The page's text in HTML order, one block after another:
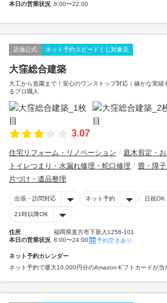
本日の営業状況 8:00〜22:00
店舗公式 ネット予約スピードくじ対象店
大窪総合建築
大工から造園まで！安心のワンストップ対応｜確かな実績
るプロ職人
3.07
住宅リフォーム・リノベーション 庭木剪定・
トイレつまり・水漏れ修理・蛇口修理
畳・障
片づけ・遺品整理
出張・訪問対応 ネット予約 日祝OK
21時以降OK
住所
福岡県直方市下新入1256-101
本日の営業状況 8:00〜24:00 予約空きあり
ネット予約カレンダー
ネット予約で最大10,000円分のAmazonギフトカードが当